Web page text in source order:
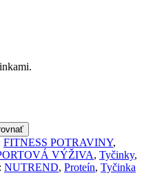
FITNESS POTRAVINY,
VÝŽIVA, Tyčinky,
NUTREND, Proteín, Tyčinka